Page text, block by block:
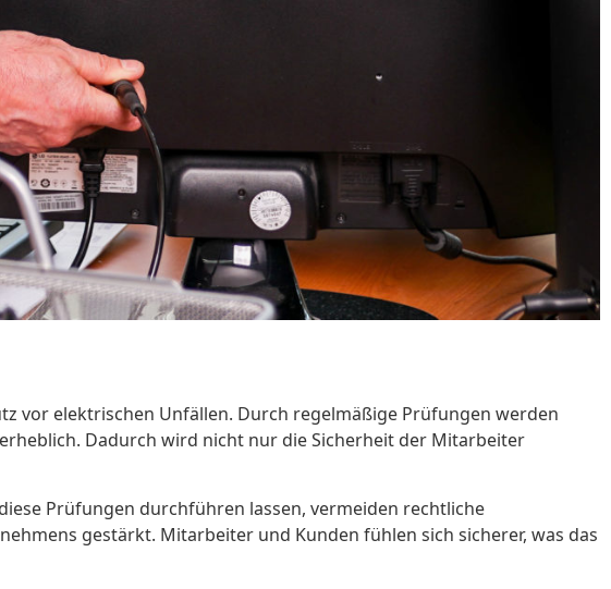
vor elektrischen Unfällen. Durch regelmäßige Prüfungen werden
Dadurch wird nicht nur die Sicherheit der Mitarbeiter
Prüfungen durchführen lassen, vermeiden rechtliche
gestärkt. Mitarbeiter und Kunden fühlen sich sicherer, was das